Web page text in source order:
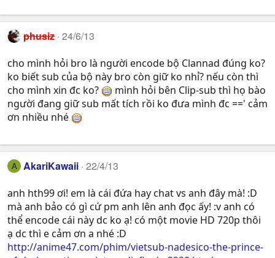
phusiz 24/6/13
cho mình hỏi bro là người encode bộ Clannad đúng ko?
ko biết sub của bộ này bro còn giữ ko nhỉ? nếu còn thì
cho mình xin đc ko?
mình hỏi bên Clip-sub thì họ bào
người đang giữ sub mất tích rồi ko đưa mình đc ==' cảm
ơn nhiều nhé
A AkariKawaii 22/4/13
anh hth99 ơi! em là cái đứa hay chat vs anh đây mà! :D
mà anh bảo có gì cứ pm anh lên anh đọc ấy! :v anh có
thể encode cái này dc ko ạ! có một movie HD 720p thôi
ạ dc thì e cảm ơn a nhé :D
http://anime47.com/phim/vietsub-nadesico-the-prince-